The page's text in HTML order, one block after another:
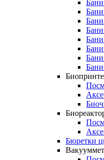
Бани
Бани
Бани
Бюретки